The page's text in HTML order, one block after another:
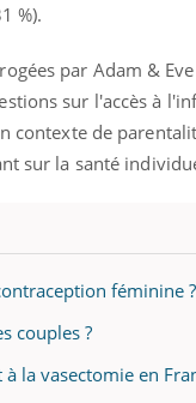
%).
par Adam &
sur l'accès à
contexte de
sur la santé
féminine ?
couples ?
la vasectomie en